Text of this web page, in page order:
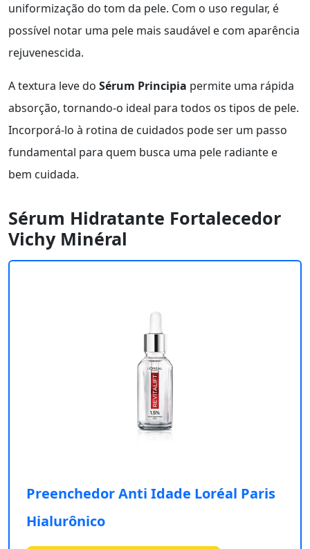
uniformização do tom da pele. Com o uso regular, é
possível notar uma pele mais saudável e com aparência
rejuvenescida.
A textura leve do Sérum Principia permite uma rápida
absorção, tornando-o ideal para todos os tipos de pele.
Incorporá-lo à rotina de cuidados pode ser um passo
fundamental para quem busca uma pele radiante e
bem cuidada.
Sérum Hidratante Fortalecedor
Vichy Minéral
Preenchedor Anti Idade Loréal Paris
Hialurônico